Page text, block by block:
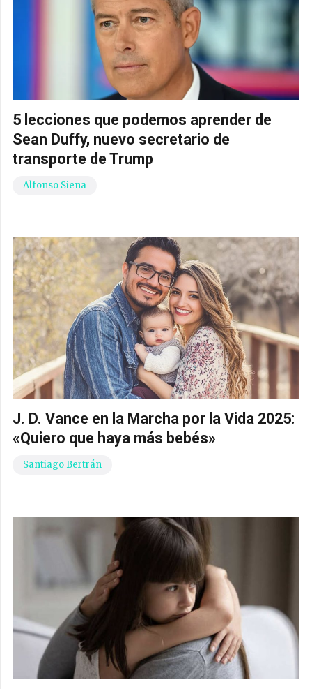
5 lecciones que podemos aprender de
Sean Duffy, nuevo secretario de
transporte de Trump
Alfonso Siena
J. D. Vance en la Marcha por la Vida 2025:
«Quiero que haya más bebés»
Santiago Bertrán